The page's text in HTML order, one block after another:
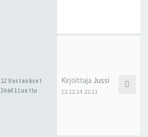
12 Vastaukset
26641 Luettu
Kirjoittaja Jussi
12.12.14 22:11